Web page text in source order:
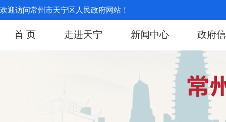
欢迎访问常州市天宁区人民政府网站！
首 页 走进天宁 新闻中心 政府